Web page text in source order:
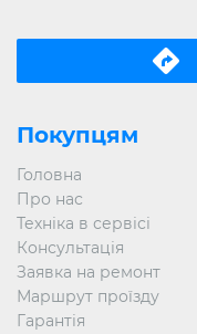
Покупцям
Головна
Про нас
Техніка в сервісі
Консультація
Заявка на ремонт
Маршрут проїзду
Гарантія